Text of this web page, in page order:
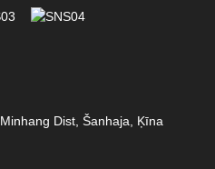
Dist, Šanhaja, Ķīna